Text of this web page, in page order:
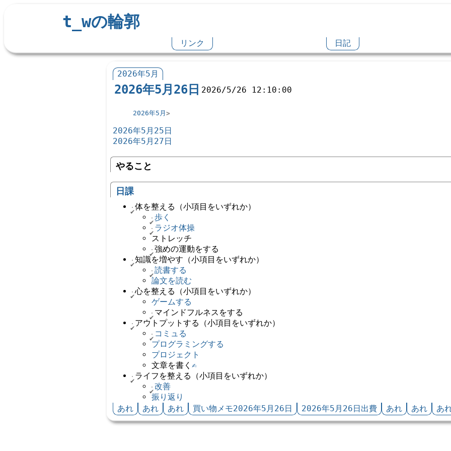
t_wの輪郭
リンク 日記
2026年5月
2026年5月26日 2026/5/26 12:10:00
2026年5月
2026年5月25日
2026年5月27日
やること
日課
体を整える（小項目をいずれか）
歩く
ラジオ体操
ストレッチ
強めの運動をする
知識を増やす（小項目をいずれか）
読書する
論文を読む
心を整える（小項目をいずれか）
ゲームする
マインドフルネスをする
アウトプットする（小項目をいずれか）
コミュる
プログラミングする
プロジェクト
文章を書く ✍️
ライフを整える（小項目をいずれか）
改善
振り返り
あれ
あれ あれ 買い物メモ2026年5月26日 2026年5月26日出費 あれ あれ あ